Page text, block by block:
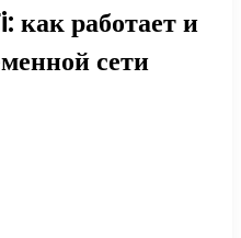
как работает и
сети